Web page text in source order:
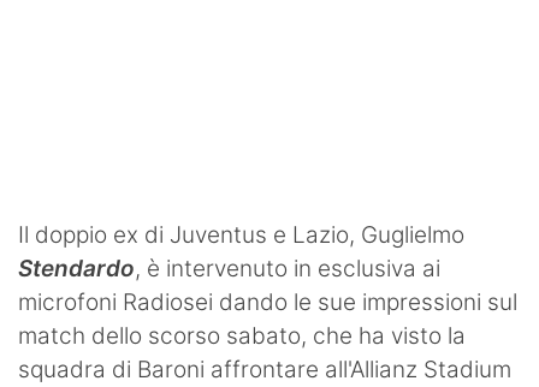
Il doppio ex di Juventus e Lazio, Guglielmo
Stendardo, è intervenuto in esclusiva ai
microfoni Radiosei dando le sue impressioni sul
match dello scorso sabato, che ha visto la
squadra di Baroni affrontare all'Allianz Stadium